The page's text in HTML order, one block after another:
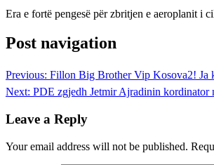
Era e fortë pengesë për zbritjen e aeroplanit i
Post navigation
Previous: Fillon Big Brother Vip Kosova2! Ja
Next: PDE zgjedh Jetmir Ajradinin kordinator
Leave a Reply
Your email address will not be published.